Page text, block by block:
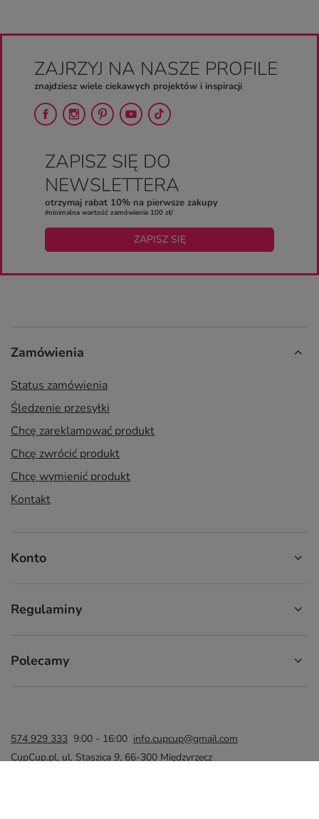
ZAJRZYJ NA NASZE PROFILE
znajdziesz wiele ciekawych projektów i inspiracji
ZAPISZ SIĘ DO
NEWSLETTERA
otrzymaj rabat 10% na pierwsze zakupy
/minimalna wartość zamówienia 100 zł/
ZAPISZ SIĘ
Zamówienia
Status zamówienia
Śledzenie przesyłki
Chcę zareklamować produkt
Chcę zwrócić produkt
Chcę wymienić produkt
Kontakt
Konto
Regulaminy
Polecamy
574 929 333 9:00 - 16:00 info.cupcup@gmail.com
CupCup.pl, ul. Staszica 9, 66-300 Międzyrzecz